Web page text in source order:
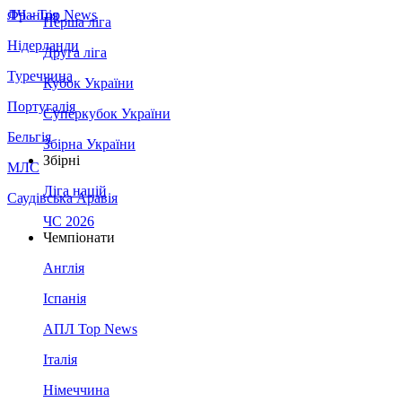
Франція
Нідерланди
Туреччина
Португалія
Бельгія
МЛС
Саудівська Аравія
ЛЧ - Top News
Перша ліга
Друга ліга
Кубок України
Суперкубок України
Збірна України
Збірні
Ліга націй
ЧС 2026
Чемпіонати
Англія
Іспанія
АПЛ Top News
Італія
Німеччина